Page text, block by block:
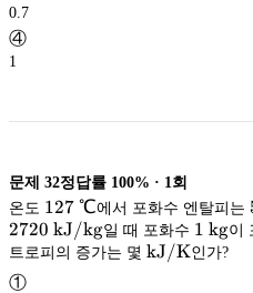
0.7
④
1
문제 32정답률 100% · 1 회
온도 127\
℃
127 ℃에서 포화수 엔탈피는
2720\
\mathrm{kJ/kg}
kJ/kg
2720 kJ/kg일 때 포화수 1\
kg
1 kg이
트로피의 증가는 몇 kJ/K
①